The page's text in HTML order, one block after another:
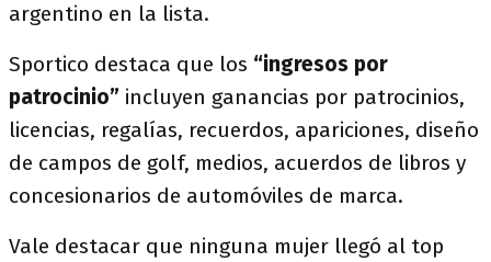
argentino en la lista.
Sportico destaca que los “ingresos por
patrocinio” incluyen ganancias por patrocinios,
licencias, regalías, recuerdos, apariciones, diseño
de campos de golf, medios, acuerdos de libros y
concesionarios de automóviles de marca.
Vale destacar que ninguna mujer llegó al top